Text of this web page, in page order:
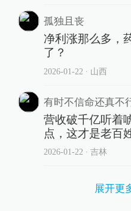
孤独且丧
净利涨那么多，
了？
2026-01-22 ∙ 山西
有时不信命还真不
营收破千亿听着
点，这才是老百
2026-01-22 ∙ 吉林
展开更